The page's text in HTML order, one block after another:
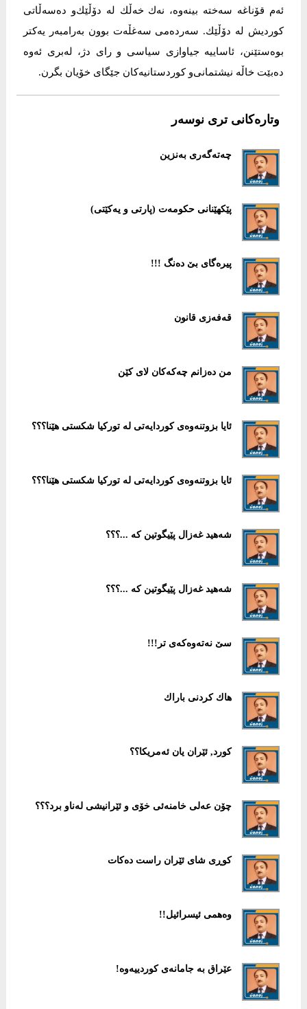
ئەم قۆناغە سەختە بینەوە، نەك خەڵك لە دۆڵێك‌و دەسەڵاتی
كوردیش لە دۆڵێك. سەردەمی سەغڵەت بوون بەرامبەر یەكتر
بوەستێنن، ئاساییە جیاوازی سیاسی و رای دژ، لەبری ئەوە
دەبێت خاڵە نیشتمانی‌و كوردستانیەكان جێگای خۆیان بگرن.
وتارەکانی تری نوسەر
چەتەگەری بەنزین
پێكهێنانی حكومەت (پارتی و یەكێتی)
پیرەگای بێ دەنگ !!!
قەفەزی قانون
من دەزانم چەكەكان لای كێن
ئایا بزوتنەوەی كوردایەتی لە توركیا شكستی هێنا؟؟؟
ئایا بزوتنەوەی كوردایەتی لە توركیا شكستی هێنا؟؟؟
شەهید غەزال پێیگوتین كە ...؟؟؟
شەهید غەزال پێیگوتین كە ...؟؟؟
سێ نه‌ته‌وه‌كه‌ی تر!!!
هاك كردنی باراك
كورد, ئێران یان ئەمریكا؟؟
چۆن عەلی خامنەئی خۆی و ئێرانیشی لەناو برد؟؟؟
كوڕی شای ئێران راست دەكات
وەهمی ئیسرائیل!!
عێراق بە جامانەی كوردییەوە!